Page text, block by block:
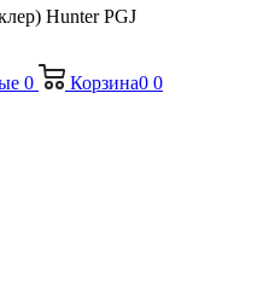
Hunter PGJ
0 Корзина0 0